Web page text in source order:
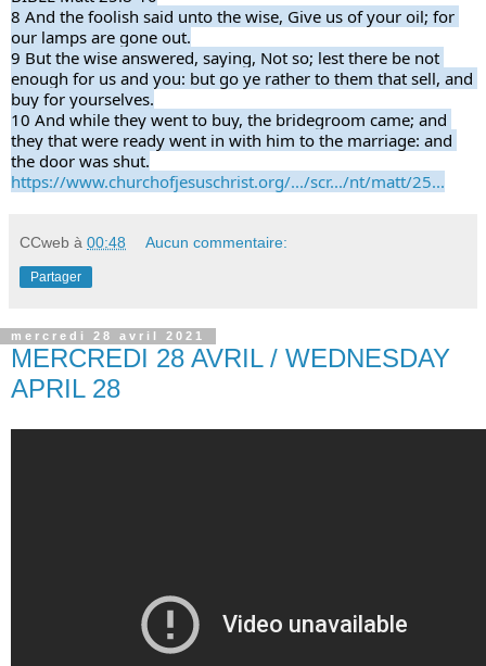
8 And the foolish said unto the wise, Give us of your oil; for
our lamps are gone out.
9 But the wise answered, saying, Not so; lest there be not
enough for us and you: but go ye rather to them that sell, and
buy for yourselves.
10 And while they went to buy, the bridegroom came; and
they that were ready went in with him to the marriage: and
the door was shut.
https://www.churchofjesuschrist.org/.../scr.../nt/matt/25...
CCweb à 00:48 Aucun commentaire:
Partager
mercredi 28 avril 2021
MERCREDI 28 AVRIL / WEDNESDAY
APRIL 28